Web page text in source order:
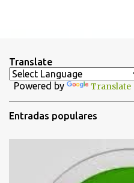
i
c
a
r
u
n
Translate
Powered by Translate
Entradas populares